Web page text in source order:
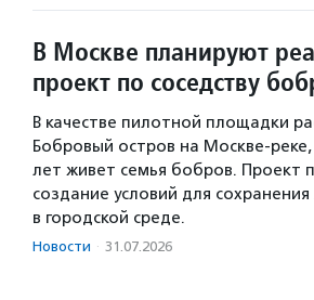
В Москве планируют
проект по соседству
В качестве пилотной площадки
Бобровый остров на Москве-
лет живет семья бобров. Проект
создание условий для
в городской среде.
Новости · 31.07.2026